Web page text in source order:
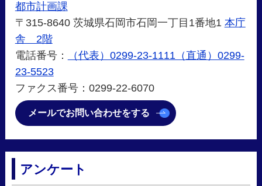
都市計画課
〒315-8640 茨城県石岡市石岡一丁目1番地1 本庁
舎 2階
電話番号：
（代表）0299-23-1111（直通）0299-
23-5523
ファクス番号：0299-22-6070
メールでお問い合わせをする
アンケート